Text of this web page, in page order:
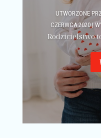
UTWORZONE
CZERWCA 2020|
Rodzicielstwo